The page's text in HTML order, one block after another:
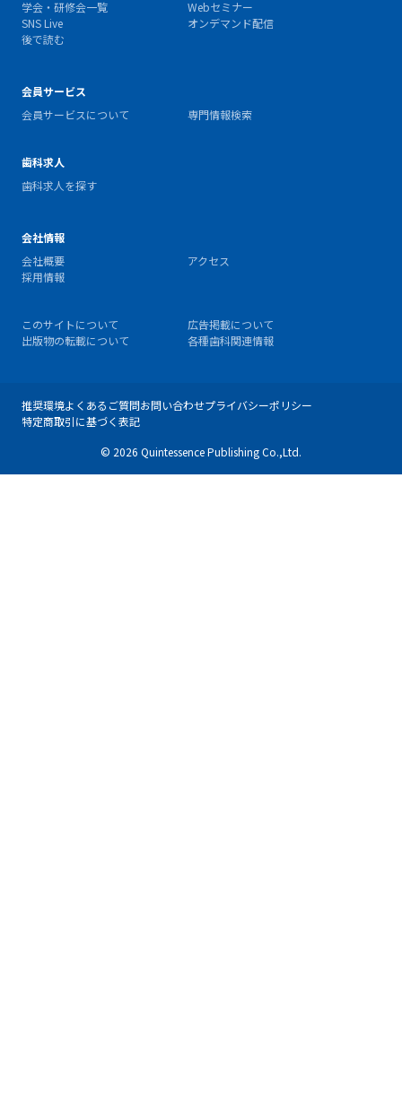
学会・研修会一覧
Webセミナー
SNS Live
オンデマンド配信
後で読む
会員サービス
会員サービスについて
専門情報検索
歯科求人
歯科求人を探す
会社情報
会社概要
アクセス
採用情報
このサイトについて
広告掲載について
出版物の転載について
各種歯科関連情報
推奨環境よくあるご質問お問い合わせプライバシーポリシー
特定商取引に基づく表記
© 2026 Quintessence Publishing Co.,Ltd.